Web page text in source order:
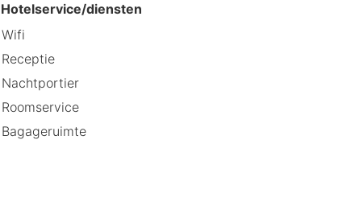
Hotelservice/diensten
Wifi
Receptie
Nachtportier
Roomservice
Bagageruimte